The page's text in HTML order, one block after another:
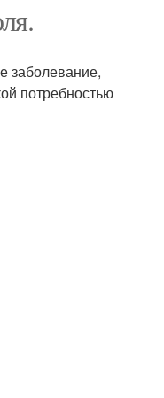
заболевание,
потребностью